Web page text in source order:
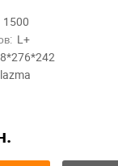
1500
L+